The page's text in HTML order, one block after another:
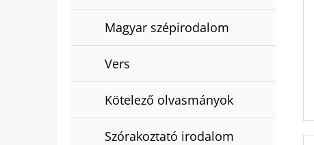
Magyar szépirodalom
Vers
Kötelező olvasmányok
Szórakoztató irodalom